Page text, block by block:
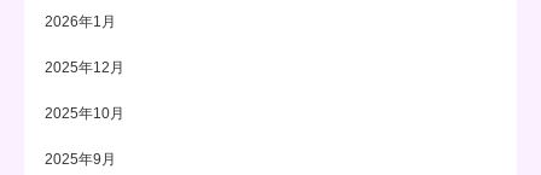
2026年1月
2025年12月
2025年10月
2025年9月